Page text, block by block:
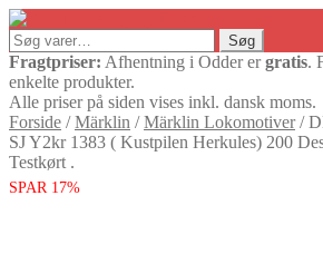
Søg
efter:
Søg
Fragtpriser: Afhentning i Odder ergratis.
enkelte produkter.
Alle priser på siden vises inkl. dansk moms.
Forside /Märklin /Märklin Lokomotiver/
SJ Y2kr 1383 ( Kustpilen Herkules) 200
Testkørt .
SPAR 17%